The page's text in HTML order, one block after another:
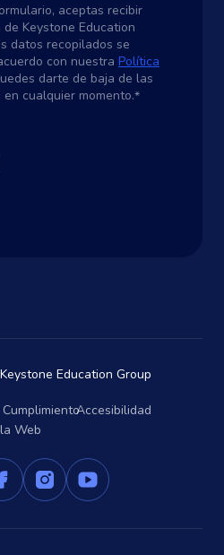
aceptas recibir
de Keystone Education
datos recopilados se
con nuestra Política
darte de baja de las
en cualquier momento.*
Education Group
Accesibilidad
Web